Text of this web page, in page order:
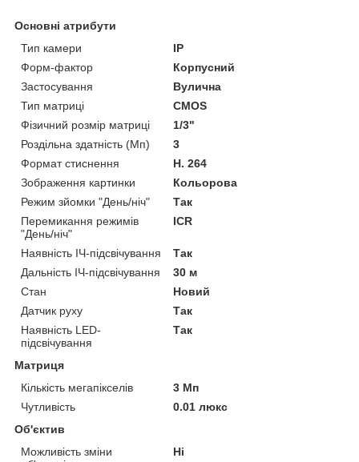
Основні атрибути
Тип камери
IP
Форм-фактор
Корпусний
Застосування
Вулична
Тип матриці
CMOS
Фізичний розмір матриці
1/3"
Роздільна здатність (Мп)
3
Формат стиснення
H. 264
Зображення картинки
Кольорова
Режим зйомки "День/ніч"
Так
Перемикання режимів
"День/ніч"
ICR
Наявність ІЧ-підсвічування
Так
Дальність ІЧ-підсвічування
30 м
Стан
Новий
Датчик руху
Так
Наявність LED-
підсвічування
Так
Матриця
Кількість мегапікселів
3 Мп
Чутливість
0.01 люкс
Об'єктив
Можливість зміни
Ні